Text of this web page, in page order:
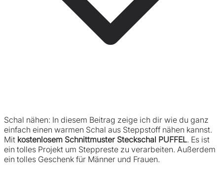
Schal nähen: In diesem Beitrag zeige ich dir wie du ganz
einfach einen warmen Schal aus Steppstoff nähen kannst.
Mit kostenlosem Schnittmuster Steckschal PUFFEL. Es ist
ein tolles Projekt um Steppreste zu verarbeiten. Außerdem
ein tolles Geschenk für Männer und Frauen.